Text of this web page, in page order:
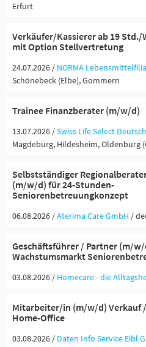
Erfurt
Verkäufer/Kassierer ab 19 Std./
mit Option Stellvertretung
24.07.2026 / NORMA
Schönebeck (Elbe), Gommern
Trainee Finanzberater (m/w/d)
13.07.2026 /Swiss Life Select
Magdeburg, Hildesheim, Oldenburg
Selbstständiger
(m/w/d) für 24-Stunden-
Seniorenbetreuungkonzept
06.08.2026 /Aterima Care GmbH /
Geschäftsführer / Partner (m/
Wachstumsmarkt
03.08.2026 / Homecare - die
Mitarbeiter/in (m/w/d) Verkauf /
Home-Office
03.08.2026 / Daten Info Service Eibl